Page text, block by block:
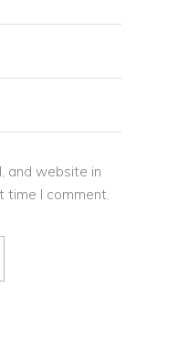
and website in
I comment.